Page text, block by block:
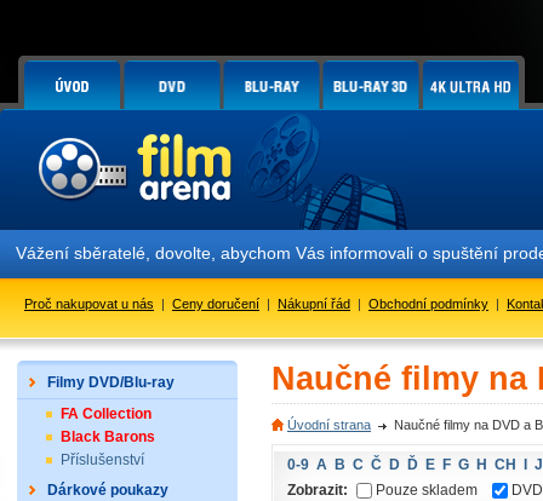
Vážení sběratelé, dovolte, abychom Vás informovali o spuštění
Proč nakupovat u nás | Ceny doručení | Nákupní řád | Obchodní podmínky |
Filmy DVD/Blu-ray
FA Collection
Black Barons
Příslušenství
Dárkové poukazy
Naučné filmy na
Úvodní strana Naučné filmy na DVD a
0-9 A B C Č D Ď E F G H CH
J
Zobrazit:
Pouze skladem
DVD